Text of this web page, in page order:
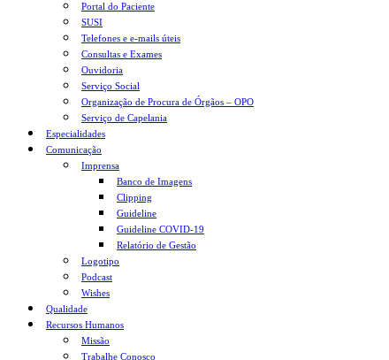
Portal do Paciente
SUSI
Telefones e e-mails úteis
Consultas e Exames
Ouvidoria
Serviço Social
Organização de Procura de Órgãos – OPO
Serviço de Capelania
Especialidades
Comunicação
Imprensa
Banco de Imagens
Clipping
Guideline
Guideline COVID-19
Relatório de Gestão
Logotipo
Podcast
Wishes
Qualidade
Recursos Humanos
Missão
Trabalhe Conosco